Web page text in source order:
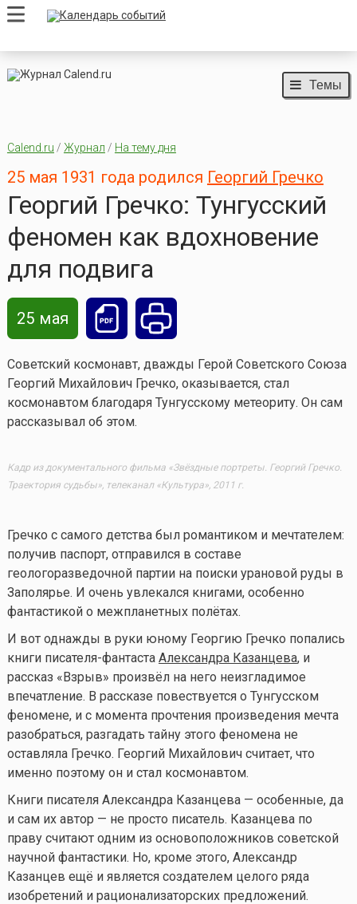
Темы
Calend.ru / Журнал / На тему дня
25 мая 1931 года родился Георгий Гречко
Георгий Гречко: Тунгусский
феномен как вдохновение
для подвига
25 мая
Советский космонавт, дважды Герой Советского Союза
Георгий Михайлович Гречко, оказывается, стал
космонавтом благодаря Тунгусскому метеориту. Он сам
рассказывал об этом.
Кадр из документального фильма «Звёздные портреты. Георгий Гречко.
Траектория судьбы», телеканал «Культура», 2011 г.
Гречко с самого детства был романтиком и мечтателем:
получив паспорт, отправился в составе
геологоразведочной партии на поиски урановой руды в
Заполярье. И очень увлекался книгами, особенно
фантастикой о межпланетных полётах.
И вот однажды в руки юному Георгию Гречко попались
книги писателя-фантаста Александра Казанцева, и
рассказ «Взрыв» произвёл на него неизгладимое
впечатление. В рассказе повествуется о Тунгусском
феномене, и с момента прочтения произведения мечта
разобраться, разгадать тайну этого феномена не
оставляла Гречко. Георгий Михайлович считает, что
именно поэтому он и стал космонавтом.
Книги писателя Александра Казанцева — особенные, да
и сам их автор — не просто писатель. Казанцева по
праву считают одним из основоположников советской
научной фантастики. Но, кроме этого, Александр
Казанцев ещё и является создателем целого ряда
изобретений и рационализаторских предложений.